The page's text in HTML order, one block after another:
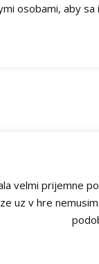
osobami, aby
velmi prijemne
uz v hre